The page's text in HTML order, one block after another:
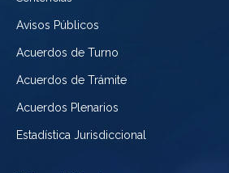
Avisos Públicos
Acuerdos de Turno
Acuerdos de Trámite
Acuerdos Plenarios
Estadística Jurisdiccional